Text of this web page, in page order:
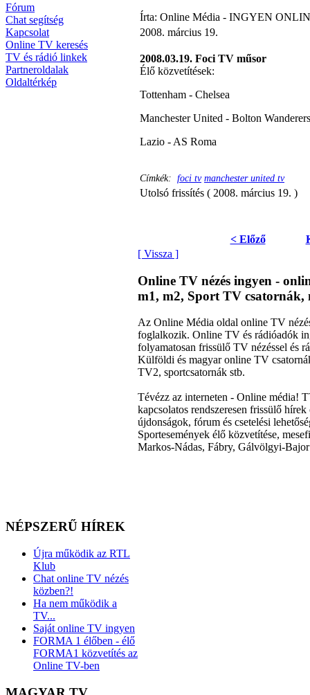
Fórum
Chat segítség
Kapcsolat
Online TV keresés
TV és rádió linkek
Partneroldalak
Oldaltérkép
NÉPSZERŰ HÍREK
Újra működik az RTL
Klub
Chat online TV nézés
közben?!
Ha nem működik a
TV...
Saját online TV ingyen
FORMA 1 élőben - élő
FORMA1 közvetítés az
Online TV-ben
Írta: Online Média - INGYEN
2008. március 19.
2008.03.19. Foci TV műsor
Élő közvetítések:
Tottenham - Chelsea
Manchester United - Bolton Wanderers
Lazio - AS Roma
Címkék: foci tv manchester united tv
Utolsó frissítés ( 2008. március 19. )
< Előző
[ Vissza ]
Online TV nézés ingyen -
m1, m2, Sport TV
Az Online Média oldal online TV
foglalkozik. Online TV és rádióadók
folyamatosan frissülő TV nézéssel és
Külföldi és magyar online TV
TV2, sportcsatornák stb.
Tévézz az interneten - Online média!
kapcsolatos rendszeresen frissülő
újdonságok, fórum és csetelési
Sportesemények élő közvetítése,
Markos-Nádas, Fábry, Gálvölgyi-